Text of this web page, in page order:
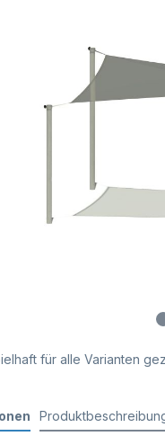
für alle Varianten